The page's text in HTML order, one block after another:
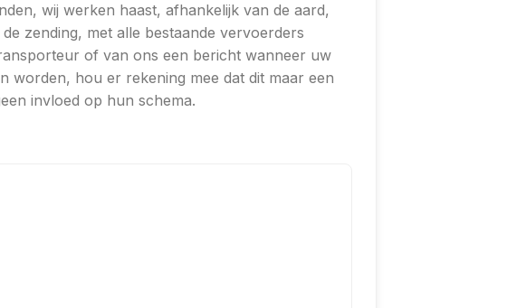
wij werken haast, afhankelijk van de aard,
zending, met alle bestaande vervoerders
of van ons een bericht wanneer uw
worden, hou er rekening mee dat dit maar een
invloed op hun schema.